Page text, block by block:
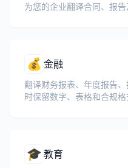
为您的企业翻译合同、报告
💰 金融
翻译财务报表、年度报告
时保留数字、表格和合规格
🎓教育